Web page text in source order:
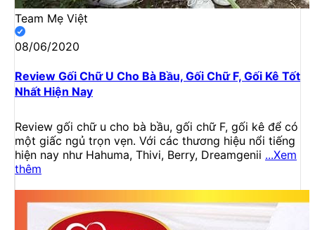
Team Mẹ Việt
08/06/2020
Review Gối Chữ U Cho Bà Bầu, Gối Chữ F, Gối Kê Tốt
Nhất Hiện Nay
Review gối chữ u cho bà bầu, gối chữ F, gối kê để có
một giấc ngủ trọn vẹn. Với các thương hiệu nổi tiếng
hiện nay như Hahuma, Thivi, Berry, Dreamgenii ...Xem
thêm